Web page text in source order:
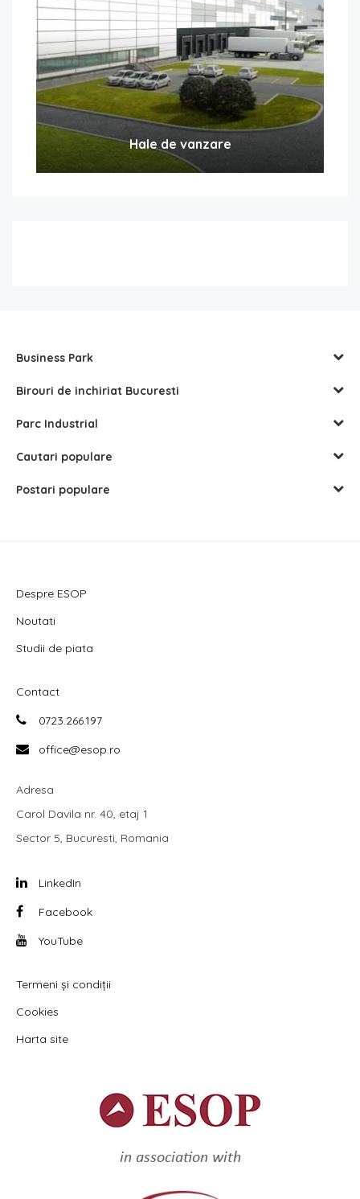
Hale de vanzare
Business Park
Birouri de inchiriat Bucuresti
Parc Industrial
Cautari populare
Postari populare
Despre ESOP
Noutati
Studii de piata
Contact
0723.266.197
office@esop.ro
Adresa
Carol Davila nr. 40, etaj 1
Sector 5, Bucuresti, Romania
LinkedIn
Facebook
YouTube
Termeni și condiții
Cookies
Harta site
in association with